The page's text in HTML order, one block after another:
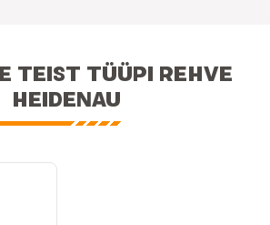
TEIST TÜÜPI REHVE
HEIDENAU